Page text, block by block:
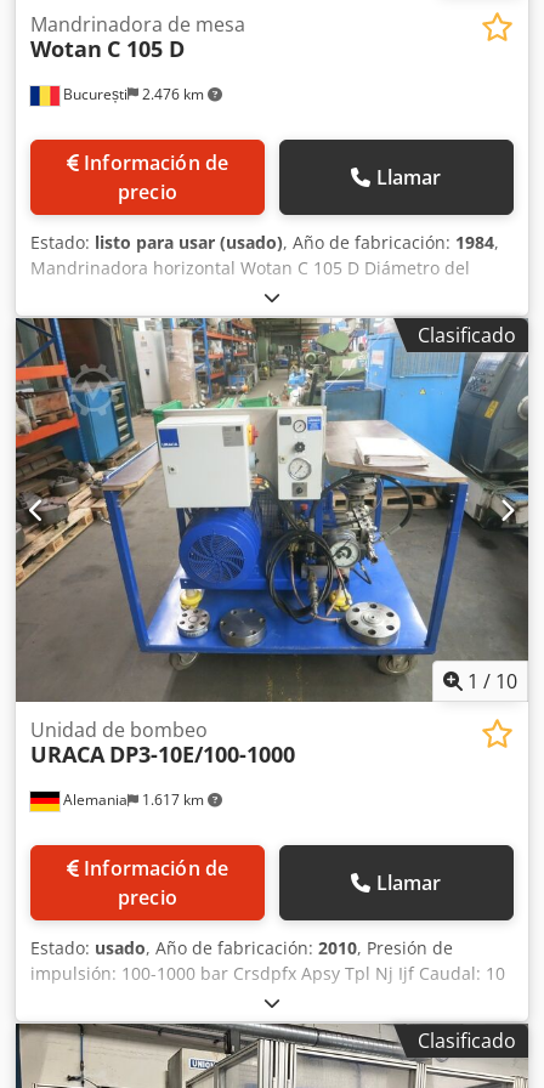
visitas son posibles previa cita. Esperamos su visita. Su
equipo Markus Hirsch
București 2.476 km
Mandrinadora de mesa
Wotan C 105 D
Información de
precio
Llamar
Estado: listo para usar (usado), Año de fabricación: 1984,
Mandrinadora horizontal Wotan C 105 D Diámetro del
husillo: 105 mm Crsdpfx Asytf Ifop Ijf Recorrido en X: 2000
mm Recorrido en Y: 1500 mm Recorrido en Z: 1400 mm
Recorrido en W: 1300 mm Mesa giratoria: 1300x1150 mm
Clasificado
1 / 10
Alemania 1.617 km
Unidad de bombeo
URACA DP3-10E/100-1000
Información de
precio
Llamar
Estado: usado, Año de fabricación: 2010, Presión de
impulsión: 100-1000 bar Crsdpfx Apsy Tpl Nj Ijf Caudal: 10
l Velocidad del motor: 975 rpm Requisito total de potencia:
18 kW Velocidad de la bomba: 488 min-1 Los datos técnicos
son especificaciones del fabricante o del operador y, por lo
tanto, no son vinculantes para nosotros. Nos reservamos la
Clasificado